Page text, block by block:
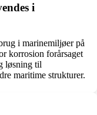
i
i marinemiljøer på
korrosion forårsaget
løsning til
maritime strukturer.